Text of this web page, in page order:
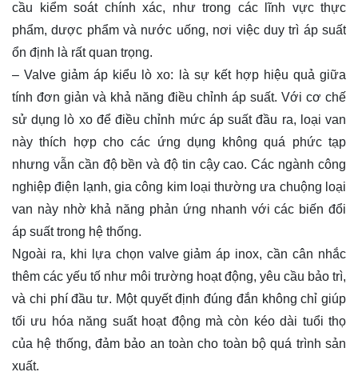
cầu kiểm soát chính xác, như trong các lĩnh vực thực
phẩm, dược phẩm và nước uống, nơi việc duy trì áp suất
ổn định là rất quan trọng.
– Valve giảm áp kiểu lò xo: là sự kết hợp hiệu quả giữa
tính đơn giản và khả năng điều chỉnh áp suất. Với cơ chế
sử dụng lò xo để điều chỉnh mức áp suất đầu ra, loại van
này thích hợp cho các ứng dụng không quá phức tạp
nhưng vẫn cần độ bền và độ tin cậy cao. Các ngành công
nghiệp điện lạnh, gia công kim loại thường ưa chuộng loại
van này nhờ khả năng phản ứng nhanh với các biến đổi
áp suất trong hệ thống.
Ngoài ra, khi lựa chọn valve giảm áp inox, cần cân nhắc
thêm các yếu tố như môi trường hoạt động, yêu cầu bảo trì,
và chi phí đầu tư. Một quyết định đúng đắn không chỉ giúp
tối ưu hóa năng suất hoạt động mà còn kéo dài tuổi thọ
của hệ thống, đảm bảo an toàn cho toàn bộ quá trình sản
xuất.